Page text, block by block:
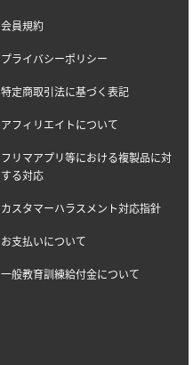
会員規約
プライバシーポリシー
特定商取引法に基づく表記
アフィリエイトについて
フリマアプリ等における複製品に対
する対応
カスタマーハラスメント対応指針
お支払いについて
一般教育訓練給付金について